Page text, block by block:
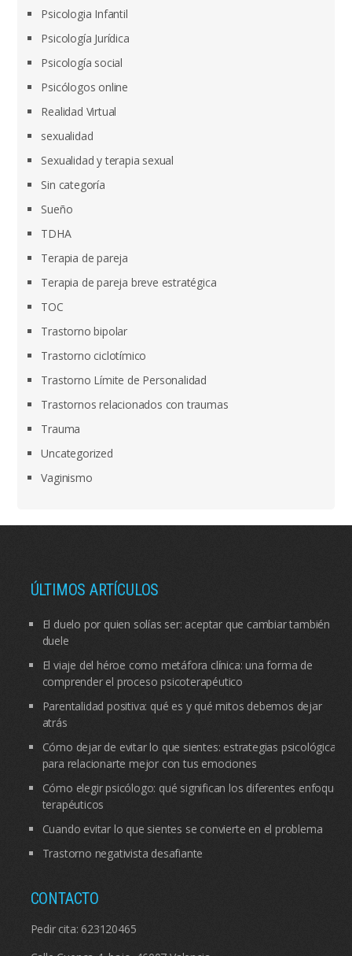
Psicologia Infantil
Psicología Jurídica
Psicología social
Psicólogos online
Realidad Virtual
sexualidad
Sexualidad y terapia sexual
Sin categoría
Sueño
TDHA
Terapia de pareja
Terapia de pareja breve estratégica
TOC
Trastorno bipolar
Trastorno ciclotímico
Trastorno Límite de Personalidad
Trastornos relacionados con traumas
Trauma
Uncategorized
Vaginismo
ÚLTIMOS ARTÍCULOS
El duelo por quien solías ser: aceptar que cambiar también
duele
El viaje del héroe como metáfora clínica: una forma de
comprender el proceso psicoterapéutico
Parentalidad positiva: qué es y qué mitos debemos dejar
atrás
Cómo dejar de evitar lo que sientes: estrategias psicológicas
para relacionarte mejor con tus emociones
Cómo elegir psicólogo: qué significan los diferentes enfoques
terapéuticos
Cuando evitar lo que sientes se convierte en el problema
Trastorno negativista desafiante
CONTACTO
Pedir cita: 623120465